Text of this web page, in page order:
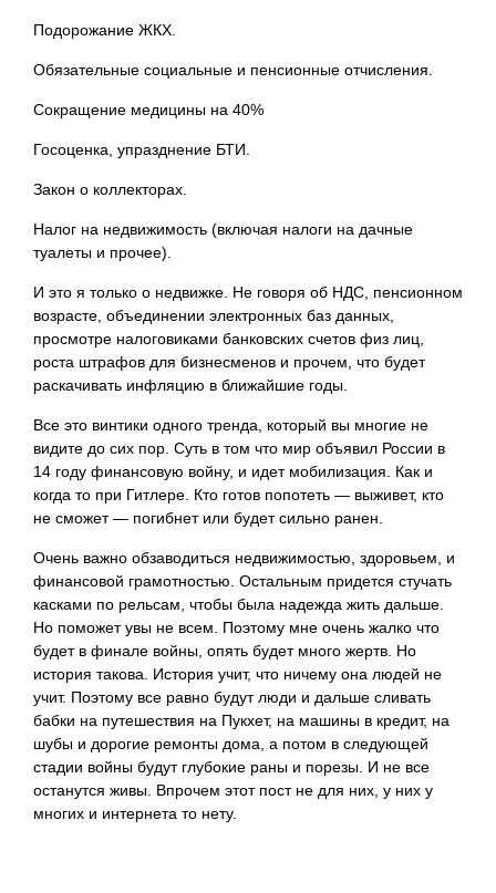
Подорожание ЖКХ.
Обязательные социальные и пенсионные отчисления.
Сокращение медицины на 40%
Госоценка, упразднение БТИ.
Закон о коллекторах.
Налог на недвижимость (включая налоги на дачные
туалеты и прочее).
И это я только о недвижке. Не говоря об НДС, пенсионном
возрасте, объединении электронных баз данных,
просмотре налоговиками банковских счетов физ лиц,
роста штрафов для бизнесменов и прочем, что будет
раскачивать инфляцию в ближайшие годы.
Все это винтики одного тренда, который вы многие не
видите до сих пор. Суть в том что мир объявил России в
14 году финансовую войну, и идет мобилизация. Как и
когда то при Гитлере. Кто готов попотеть — выживет, кто
не сможет — погибнет или будет сильно ранен.
Очень важно обзаводиться недвижимостью, здоровьем, и
финансовой грамотностью. Остальным придется стучать
касками по рельсам, чтобы была надежда жить дальше.
Но поможет увы не всем. Поэтому мне очень жалко что
будет в финале войны, опять будет много жертв. Но
история такова. История учит, что ничему она людей не
учит. Поэтому все равно будут люди и дальше сливать
бабки на путешествия на Пукхет, на машины в кредит, на
шубы и дорогие ремонты дома, а потом в следующей
стадии войны будут глубокие раны и порезы. И не все
останутся живы. Впрочем этот пост не для них, у них у
многих и интернета то нету.